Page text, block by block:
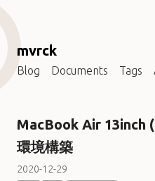
mvrck
Blog Documents Tags
MacBook Air 13inch
環境構築
2020-12-29